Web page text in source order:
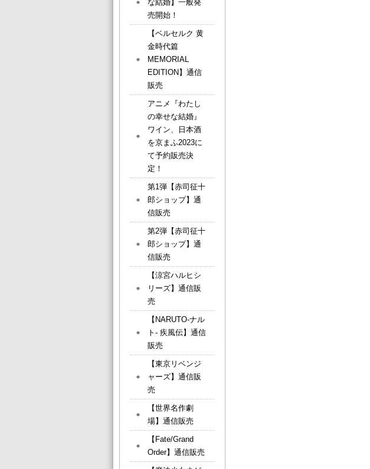
な結婚】一般発
売開始！
【ベルセルク 黄
金時代篇
MEMORIAL
EDITION】通信
販売
アニメ『わたし
の幸せな結婚』
ワイン、日本酒
を京まふ2023に
て予約販売決
定！
第1弾【赤司征十
郎ショップ】通
信販売
第2弾【赤司征十
郎ショップ】通
信販売
【涼宮ハルヒシ
リーズ】通信販
売
【NARUTO-ナル
ト- 疾風伝】通信
販売
【東京リベンジ
ャーズ】通信販
売
【世界名作劇
場】通信販売
【Fate/Grand
Order】通信販売